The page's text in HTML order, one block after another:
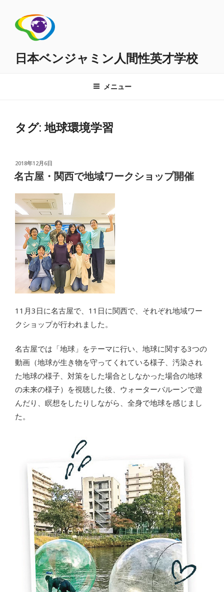
日本ベンジャミン人間性英才学校
メニュー
タグ:地球環境学習
投
稿
日:
2018年12月6日
名古屋・関西で地域ワークショップ開催
11月3日に名古屋で、11日に関西で、それぞれ地域ワー
クショップが行われました。
名古屋では「地球」をテーマに行い、地球に関する3つの
動画（地球が生き物を守ってくれている様子、汚染され
た地球の様子、対策をした場合としなかった場合の地球
の未来の様子）を視聴した後、ウォーターバルーンで遊
んだり、瞑想をしたりしながら、全身で地球を感じまし
た。